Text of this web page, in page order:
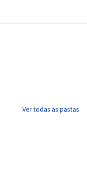
Ver todas as pastas